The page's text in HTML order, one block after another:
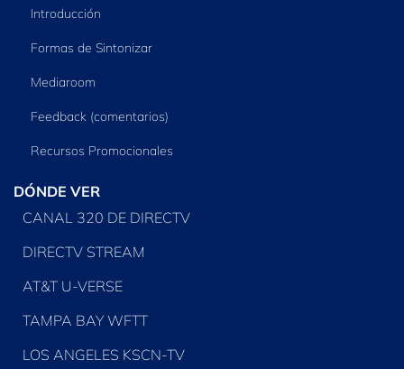
Introducción
Formas de Sintonizar
Mediaroom
Feedback (comentarios)
Recursos Promocionales
DÓNDE VER
CANAL 320 DE DIRECTV
DIRECTV STREAM
AT&T U-VERSE
TAMPA BAY WFTT
LOS ANGELES KSCN-TV